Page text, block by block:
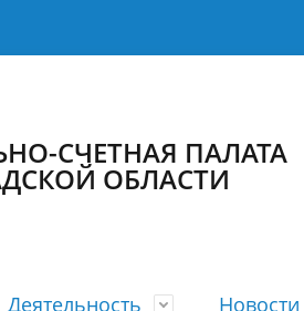
СЧЕТНАЯ ПАЛАТА
ОБЛАСТИ
Деятельность Новости